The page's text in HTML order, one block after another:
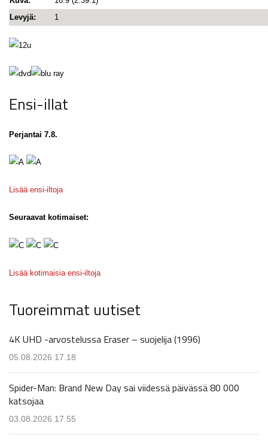
Levyjä:
1
Ensi-illat
Perjantai 7.8.
Lisää ensi-iltoja
Seuraavat kotimaiset:
Lisää kotimaisia ensi-iltoja
Tuoreimmat uutiset
4K UHD -arvostelussa Eraser – suojelija (1996)
05.08.2026 17.18
Spider-Man: Brand New Day sai viidessä päivässä 80 000
katsojaa
03.08.2026 17.55